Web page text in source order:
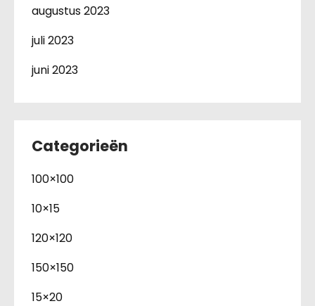
augustus 2023
juli 2023
juni 2023
Categorieën
100×100
10×15
120×120
150×150
15×20